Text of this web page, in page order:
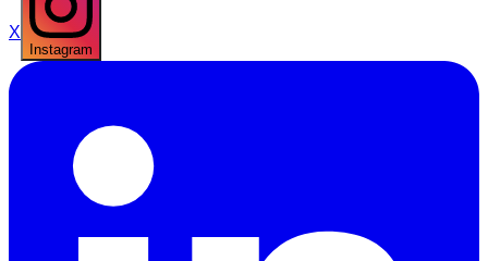
X
Instagram